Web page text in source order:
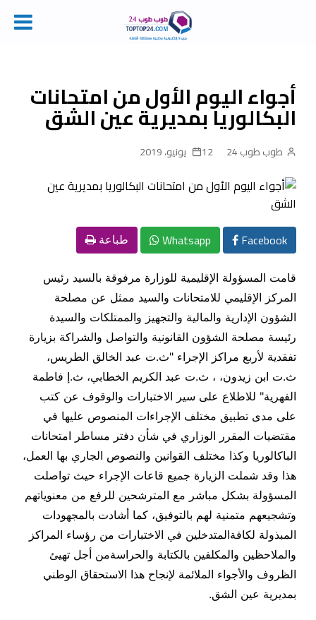
contentأجواء اليوم الأول من امتحانات
البكالوريا بمديرية عين الشق
طوب طوب 24 12 يونيو، 2019
Facebook
Whatsapp طباعة
قامت المسؤولة الإقليمية للوزارة مرفوقة بالسيد رئيس
المركز الإقليمي للامتحانات والسيد ممثل عن مصلحة
الشؤون الإدارية والمالية والتجهيز والممتلكات والسيدة
رئيسة مصلحة الشؤون القانونية والتواصل والشراكة بزيارة
تفقدية لأربع مراكز الإجراء "ث.ت عبد الخالق الطريس،
ث.ت ابن زيدون، ، ث.ت عبد الكريم الخطابي، ث.إ فاطمة
الفهرية" للاطلاع على سير الاختبارات والوقوف عن كتب
على مدى تطبيق مختلف الإجراءات المنصوص عليها في
مقتضيات المقرر الوزاري في شأن دفتر مساطر امتحانات
الباكالوريا وكذا مختلف القوانين والنصوص الجاري بها العمل،
هذا وقد شملت الزيارة جميع قاعات الإجراء حيث تواصلت
المسؤولة بشكل مباشر مع المترشحين للرفع من معنوياتهم
وتشجيعهم متمنية لهم بالتوفيق، كما أشادت بالمجهودات
المبذولة لكافةالمتدخلين في الاختبارات من رؤساء المراكز
والملاحظين والمكلفين بالكتابة والحراسةمن أجل تهيئ
الظروف والأجواء الملائمة لإنجاح هذا الاستحقاق الوطني
بمديرية عين الشق.